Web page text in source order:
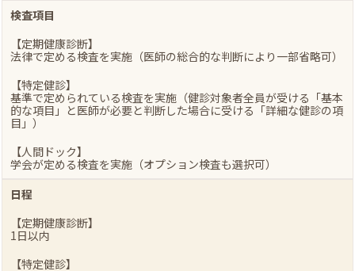
検査項目
【定期健康診断】
法律で定める検査を実施（医師の総合的な判断により一部省略可）
【特定健診】
基準で定められている検査を実施（健診対象者全員が受ける「基本
的な項目」と医師が必要と判断した場合に受ける「詳細な健診の項
目」）
【人間ドック】
学会が定める検査を実施（オプション検査も選択可）
日程
【定期健康診断】
1日以内
【特定健診】